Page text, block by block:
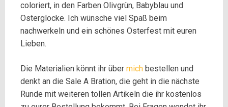
coloriert, in den Farben Olivgrün, Babyblau und
Osterglocke. Ich wünsche viel Spaß beim
nachwerkeln und ein schönes Osterfest mit euren
Lieben.
Die Materialien könnt ihr über mich bestellen und
denkt an die Sale A Bration, die geht in die nächste
Runde mit weiteren tollen Artikeln die ihr kostenlos